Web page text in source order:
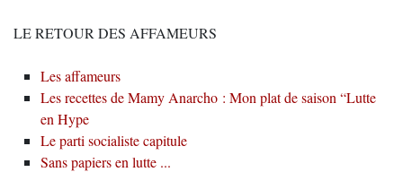
LE RETOUR DES AFFAMEURS
Les affameurs
Les recettes de Mamy Anarcho : Mon plat de saison “Lutte
en Hype
Le parti socialiste capitule
Sans papiers en lutte ...